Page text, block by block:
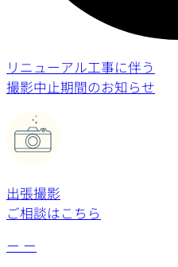
リニューアル工事に伴う
撮影中止期間のお知らせ
出張撮影
ご相談はこちら
ー ー